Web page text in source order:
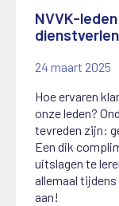
NVVK-
24 maart 2025
Hoe ervaren
onze leden?
tevreden zijn:
Een dik
uitslagen te
allemaal
aan!